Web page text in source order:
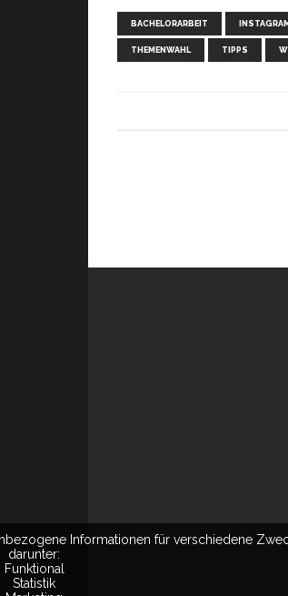
BACHELORARBEIT
THEMENWAHL TIPPS
Informationen für verschiedene
darunter:
Funktional
Statistik